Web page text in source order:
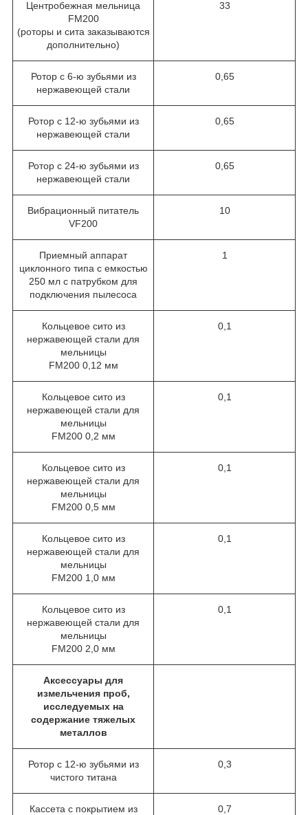
Центробежная мельница
FM200
(роторы и сита заказываются
дополнительно)
33
Ротор с 6-ю зубьями из
нержавеющей стали
0,65
Ротор с 12-ю зубьями из
нержавеющей стали
0,65
Ротор с 24-ю зубьями из
нержавеющей стали
0,65
Вибрационный питатель
VF200
10
Приемный аппарат
циклонного типа с емкостью
250 мл с патрубком для
подключения пылесоса
1
Кольцевое сито из
нержавеющей стали для
мельницы
FM200 0,12 мм
0,1
Кольцевое сито из
нержавеющей стали для
мельницы
FM200 0,2 мм
0,1
Кольцевое сито из
нержавеющей стали для
мельницы
FM200 0,5 мм
0,1
Кольцевое сито из
нержавеющей стали для
мельницы
FM200 1,0 мм
0,1
Кольцевое сито из
нержавеющей стали для
мельницы
FM200 2,0 мм
0,1
Аксессуары для
измельчения проб,
исследуемых на
содержание тяжелых
металлов
Ротор с 12-ю зубьями из
чистого титана
0,3
Кассета с покрытием из
0,7